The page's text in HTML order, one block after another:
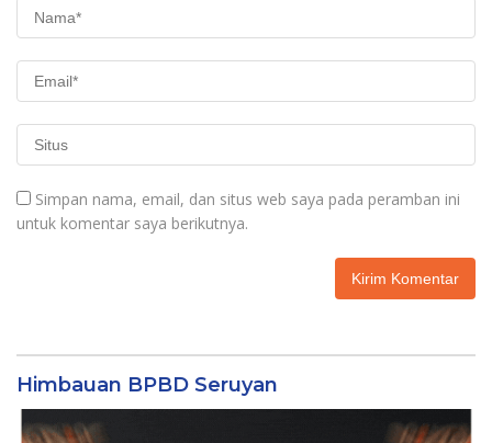
Simpan nama, email, dan situs web saya pada peramban ini
untuk komentar saya berikutnya.
Himbauan BPBD Seruyan